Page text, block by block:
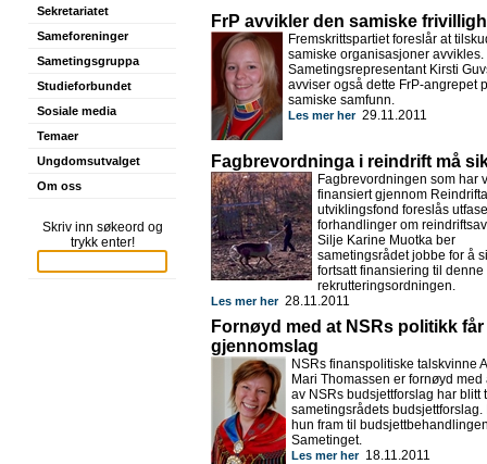
Sekretariatet
Sameforeninger
Sametingsgruppa
Studieforbundet
Sosiale media
Temaer
Ungdomsutvalget
Om oss
Skriv inn søkeord og
trykk enter!
FrP avvikler den samiske
Fremskrittspartiet foreslår at
samiske organisasjoner avvikles.
Sametingsrepresentant Kirsti
avviser også dette FrP-angrepet
samiske samfunn.
Les mer her29.11.2011
Fagbrevordninga i reindrift må
Fagbrevordningen som har
finansiert gjennom
utviklingsfond foreslås
forhandlinger om
Silje Karine Muotka ber
sametingsrådet jobbe for å
fortsatt finansiering til denne
rekrutteringsordningen.
Les mer her28.11.2011
Fornøyd med at NSRs politikk får
gjennomslag
NSRs finanspolitiske talskvinne
Mari Thomassen er fornøyd med
av NSRs budsjettforslag har blitt
sametingsrådets budsjettforslag.
hun fram til
Sametinget.
Les mer her18.11.2011